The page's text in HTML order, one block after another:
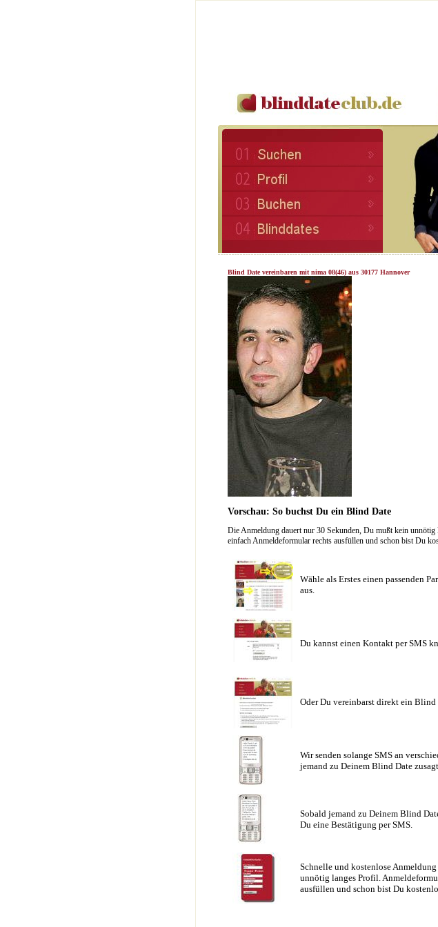
Blind Date vereinbaren mit nima 08(46) aus 30177 Hannover
Vorschau: So buchst Du ein Blind Date
Die Anmeldung dauert nur 30 Sekunden, Du mußt kein unnötig
einfach Anmeldeformular rechts ausfüllen und schon bist Du
Wähle als Erstes einen passenden
aus.
Du kannst einen Kontakt per SMS
Oder Du vereinbarst direkt ein Blind
Wir senden solange SMS an
jemand zu Deinem Blind Date zusagt.
Sobald jemand zu Deinem Blind
Du eine Bestätigung per SMS.
Schnelle und kostenlose
unnötig langes Profil.
ausfüllen und schon bist Du